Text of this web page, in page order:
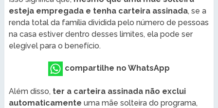
esteja empregada e tenha carteira assinada, se a
renda total da família dividida pelo número de pessoas
na casa estiver dentro desses limites, ela pode ser
elegível para o benefício.
compartilhe no WhatsApp
Além disso, ter a carteira assinada não exclui
automaticamente uma mãe solteira do programa,